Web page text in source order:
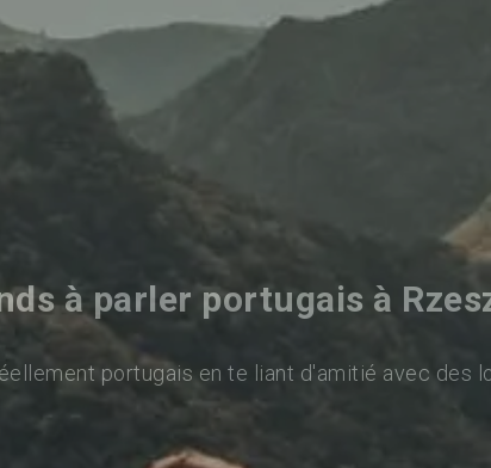
à parler portugais à
portugais en te liant d'amitié avec des